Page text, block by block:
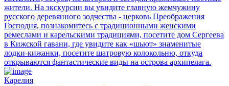
жители. На экскурсии вы увидите главную жемчужину
русского деревянного зодчества - церковь Преображения
Господня, познакомитесь с традиционными женскими
ремеслами и карельскими традициями, посетите дом Сергеева
в Кижской гавани, где увидите как «шьют» знаменитые
лодки-кижанки, посетите шатровую колокольню, откуда
открываются фантастические виды на острова архипелага.
Карелия